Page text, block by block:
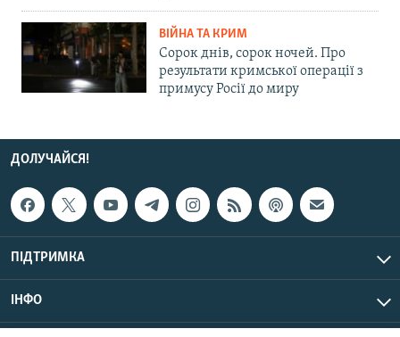
ВІЙНА ТА КРИМ
Сорок днів, сорок ночей. Про
результати кримської операції з
примусу Росії до миру
ДОЛУЧАЙСЯ!
ПІДТРИМКА
ІНФО